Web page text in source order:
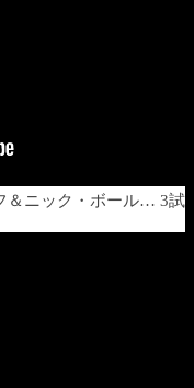
＆ニック・ボール… 3試